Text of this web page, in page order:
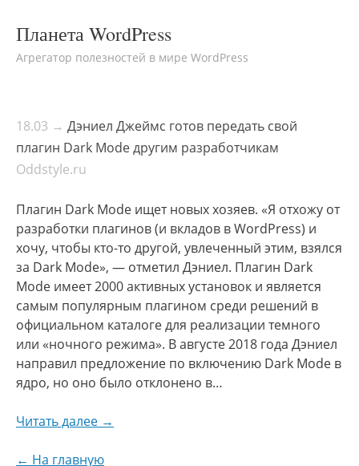
Планета WordPress
Агрегатор полезностей в мире WordPress
18.03 → Дэниел Джеймс готов передать свой
плагин Dark Mode другим разработчикам
Oddstyle.ru
Плагин Dark Mode ищет новых хозяев. «Я отхожу от
разработки плагинов (и вкладов в WordPress) и
хочу, чтобы кто-то другой, увлеченный этим, взялся
за Dark Mode», — отметил Дэниел. Плагин Dark
Mode имеет 2000 активных установок и является
самым популярным плагином среди решений в
официальном каталоге для реализации темного
или «ночного режима». В августе 2018 года Дэниел
направил предложение по включению Dark Mode в
ядро, но оно было отклонено в…
Читать далее →
← На главную